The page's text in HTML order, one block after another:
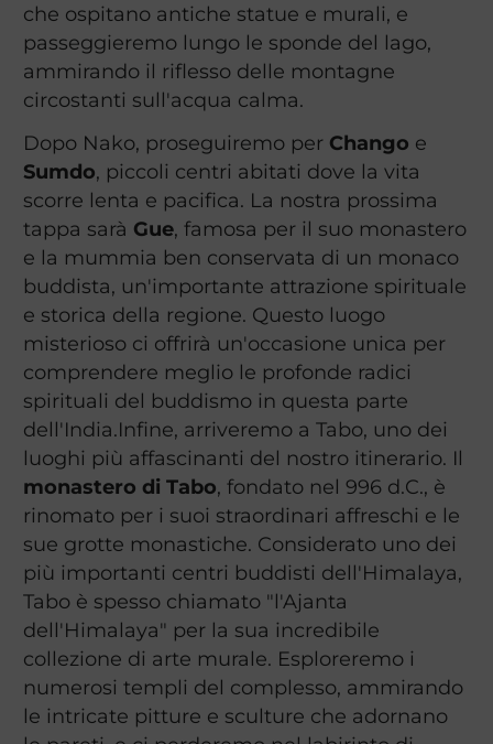
che ospitano antiche statue e murali, e
passeggieremo lungo le sponde del lago,
ammirando il riflesso delle montagne
circostanti sull'acqua calma.
Dopo Nako, proseguiremo per Chango e
Sumdo, piccoli centri abitati dove la vita
scorre lenta e pacifica. La nostra prossima
tappa sarà Gue, famosa per il suo monastero
e la mummia ben conservata di un monaco
buddista, un'importante attrazione spirituale
e storica della regione. Questo luogo
misterioso ci offrirà un'occasione unica per
comprendere meglio le profonde radici
spirituali del buddismo in questa parte
dell'India.Infine, arriveremo a Tabo, uno dei
luoghi più affascinanti del nostro itinerario. Il
monastero di Tabo, fondato nel 996 d.C., è
rinomato per i suoi straordinari affreschi e le
sue grotte monastiche. Considerato uno dei
più importanti centri buddisti dell'Himalaya,
Tabo è spesso chiamato "l'Ajanta
dell'Himalaya" per la sua incredibile
collezione di arte murale. Esploreremo i
numerosi templi del complesso, ammirando
le intricate pitture e sculture che adornano